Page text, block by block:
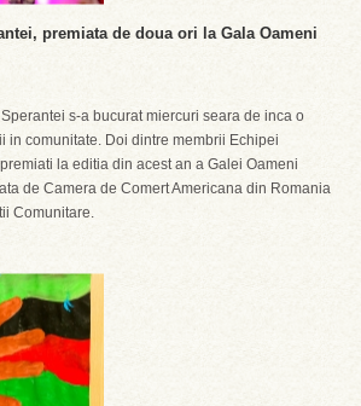
premiata de doua ori la Gala Oameni
s-a bucurat miercuri seara de inca o
in comunitate. Doi dintre membrii Echipei
la editia din acest an a Galei Oameni
de Camera de Comert Americana din Romania
Comunitare.